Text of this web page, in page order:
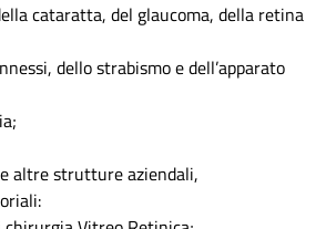
cataratta, del glaucoma, della retina
dello strabismo e dell’apparato
altre strutture aziendali,